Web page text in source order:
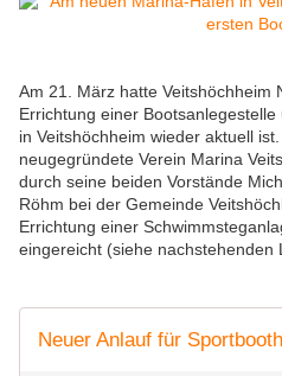
Am 21. März hatte Veitshöchheim
Errichtung einer
in Veitshöchheim wieder aktuell
neugegründete Verein Marina
durch seine beiden Vorstände
Röhm bei der Gemeinde
Errichtung einer
eingereicht (siehe nachstehenden